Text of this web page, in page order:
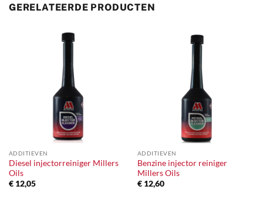
GERELATEERDE PRODUCTEN
ADDITIEVEN
Diesel injectorreiniger Millers
Oils
€12,05
ADDITIEVEN
Benzine injector reiniger
Millers Oils
€12,60